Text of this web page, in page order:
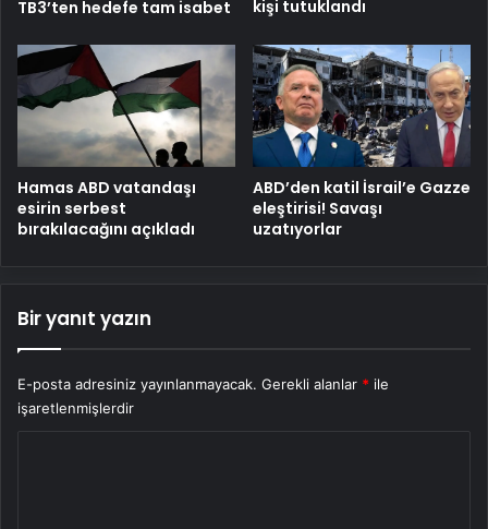
TB3’ten hedefe tam isabet kişi tutuklandı
Hamas ABD vatandaşı
esirin serbest
bırakılacağını açıkladı
ABD’den katil İsrail’e Gazze
eleştirisi! Savaşı
uzatıyorlar
Bir yanıt yazın
E-posta adresiniz yayınlanmayacak. Gerekli alanlar * ile
işaretlenmişlerdir